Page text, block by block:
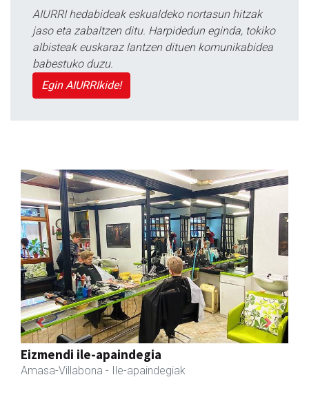
AIURRI hedabideak eskualdeko nortasun hitzak
jaso eta zabaltzen ditu. Harpidedun eginda, tokiko
albisteak euskaraz lantzen dituen komunikabidea
babestuko duzu.
Egin AIURRIkide!
Arindu fisioterapia eta osteopatia
Amasa-Villabona - Fisioterapia
Previous Next